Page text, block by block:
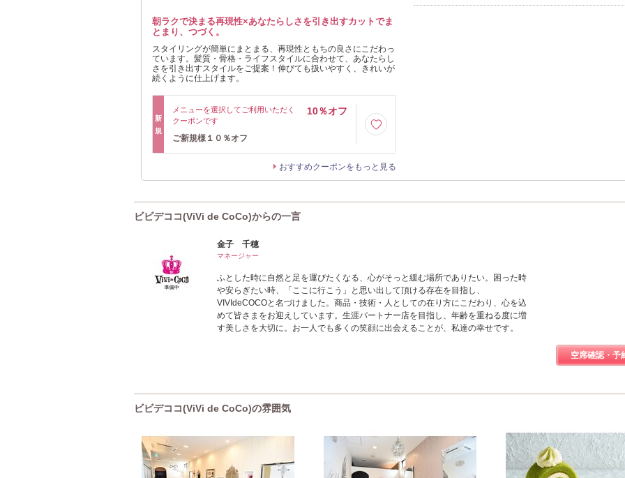
朝ラクで決まる再現性×あなたらしさを引き出すカットでま
とまり、つづく。
スタイリングが簡単にまとまる、再現性ともちの良さにこだわっ
ています。髪質・骨格・ライフスタイルに合わせて、あなたらし
さを引き出すスタイルをご提案！伸びても扱いやすく、きれいが
続くように仕上げます。
新
規
メニューを選択してご利用いただく
クーポンです
10％オフ
ご新規様１０％オフ
おすすめクーポンをもっと見る
ビビデココ(ViVi de CoCo)からの一言
金子 千穂
マネージャー
ふとした時に自然と足を運びたくなる、心がそっと緩む場所でありたい。困った時
や安らぎたい時、「ここに行こう」と思い出して頂ける存在を目指し、
VIVIdeCOCOと名づけました。商品・技術・人としての在り方にこだわり、心を込
めて皆さまをお迎えしています。生涯パートナー店を目指し、年齢を重ねる度に増
す美しさを大切に。お一人でも多くの笑顔に出会えることが、私達の幸せです。
空席確認・予
ビビデココ(ViVi de CoCo)の雰囲気